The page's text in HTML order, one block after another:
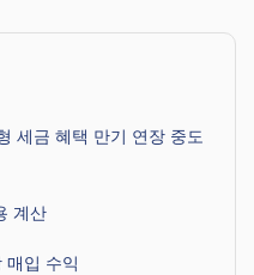
세금 혜택 만기 연장 중도
계산
매입 수익